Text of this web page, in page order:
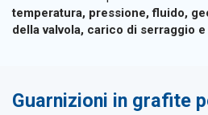
temperatura, pressione, fluido,
della valvola, carico di serraggio
Guarnizioni in grafite